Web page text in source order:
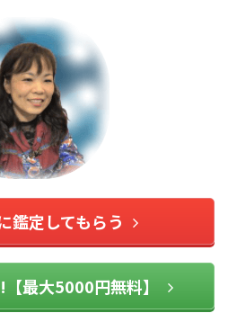
鑑定してもらう
最大5000円無料】